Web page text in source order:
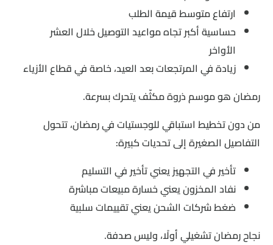
ارتفاع متوسط قيمة الطلب
حساسية أكبر تجاه مواعيد التوصيل خلال العشر
الأواخر
زيادة في المرتجعات بعد العيد، خاصة في قطاع الأزياء
رمضان هو موسم ذروة مكثّف يتحرك بسرعة.
من دون تخطيط استباقي للوجستيات في رمضان، تتحول
التفاصيل الصغيرة إلى تحديات كبيرة:
تأخير في التجهيز يعني تأخير في التسليم
نفاد المخزون يعني خسارة مبيعات مباشرة
ضغط شركات الشحن يعني تقييمات سلبية
نجاح رمضان تشغيلي أولًا، وليس صدفة.